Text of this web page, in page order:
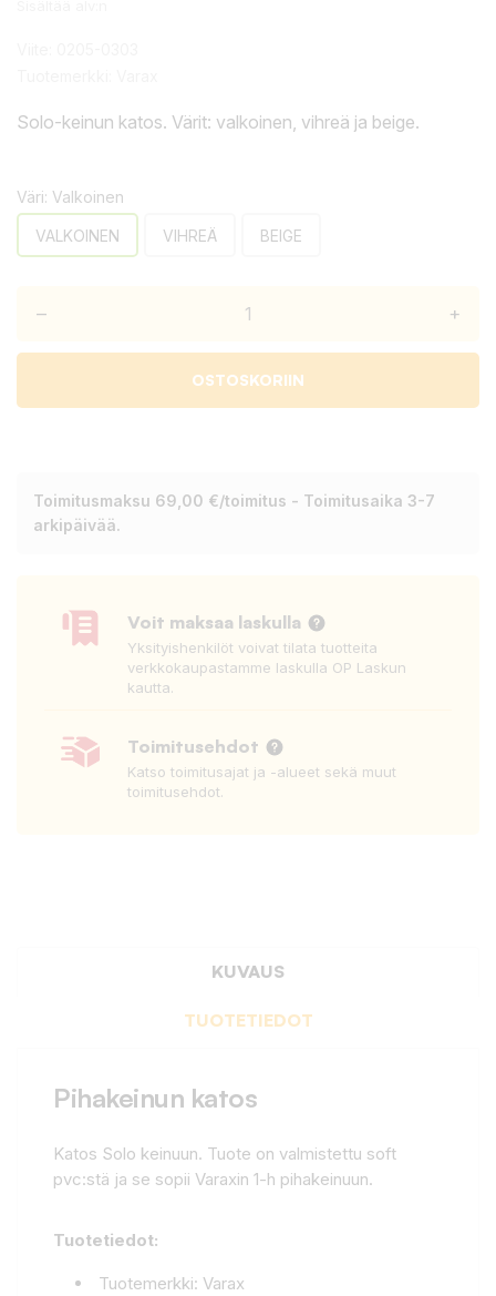
Solo-keinun katos. Värit: valkoinen, vihreä ja beige.
Väri: Valkoinen
VALKOINEN VIHREÄ BEIGE
– +
OSTOSKORIIN
Toimitusmaksu 69,00 €/toimitus - Toimitusaika 3-7
arkipäivää.
Voit maksaa laskulla
Yksityishenkilöt voivat tilata tuotteita
verkkokaupastamme laskulla OP Laskun
kautta.
Toimitusehdot
Katso toimitusajat ja -alueet sekä muut
toimitusehdot.
KUVAUS
TUOTETIEDOT
Pihakeinun katos
Katos Solo keinuun. Tuote on valmistettu soft
pvc:stä ja se sopii Varaxin 1-h pihakeinuun.
Tuotetiedot:
Tuotemerkki: Varax